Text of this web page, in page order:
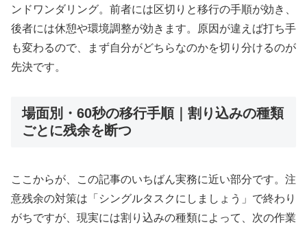
ンドワンダリング。前者には区切りと移行の手順が効き、
後者には休憩や環境調整が効きます。原因が違えば打ち手
も変わるので、まず自分がどちらなのかを切り分けるのが
先決です。
場面別・60秒の移行手順｜割り込みの種類
ごとに残余を断つ
ここからが、この記事のいちばん実務に近い部分です。注
意残余の対策は「シングルタスクにしましょう」で終わり
がちですが、現実には割り込みの種類によって、次の作業